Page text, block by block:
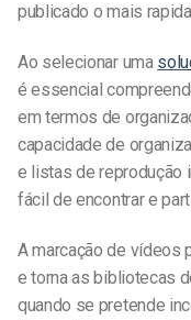
publicado o mais
Ao selecionar uma
é essencial
em termos de
capacidade de
e listas de reprodução
fácil de encontrar e
A marcação de vídeos
e torna as bibliotecas
quando se pretende